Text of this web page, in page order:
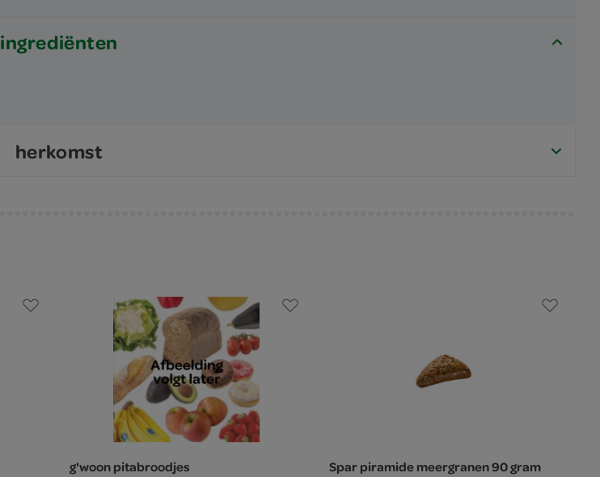
ingrediënten
herkomst
g'woon pitabroodjes Spar piramide meergranen 90 gram